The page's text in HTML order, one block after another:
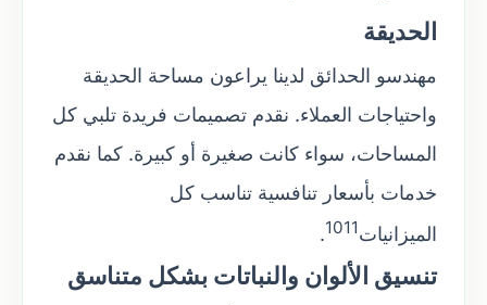
الحديقة
مهندسو الحدائق لدينا يراعون مساحة الحديقة
واحتياجات العملاء. نقدم تصميمات فريدة تلبي كل
المساحات، سواء كانت صغيرة أو كبيرة. كما نقدم
خدمات بأسعار تنافسية تناسب كل
الميزانيات
1011
.
تنسيق الألوان والنباتات بشكل متناسق